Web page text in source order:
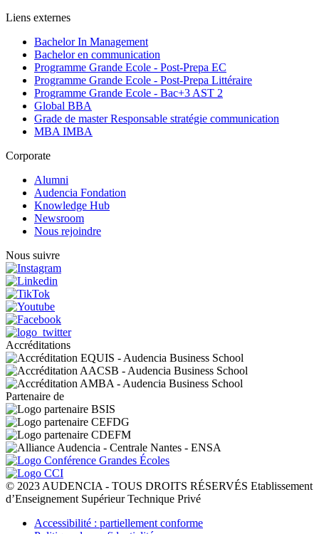
Liens externes
Bachelor In Management
Bachelor en communication
Programme Grande Ecole - Post-Prepa EC
Programme Grande Ecole - Post-Prepa Littéraire
Programme Grande Ecole - Bac+3 AST 2
Global BBA
Grade de master Responsable stratégie communication
MBA IMBA
Corporate
Alumni
Audencia Fondation
Knowledge Hub
Newsroom
Nous rejoindre
Nous suivre
Accréditations
Partenaire de
© 2023 AUDENCIA - TOUS DROITS RÉSERVÉS Etablissement
d’Enseignement Supérieur Technique Privé
Pied
Accessibilité : partiellement conforme